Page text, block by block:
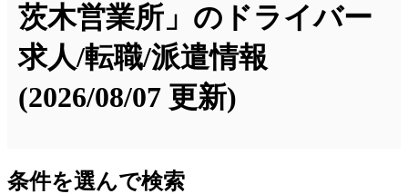
茨木営業所」のドライバー
求人/転職/派遣情報
(2026/08/07 更新)
条件を選んで検索